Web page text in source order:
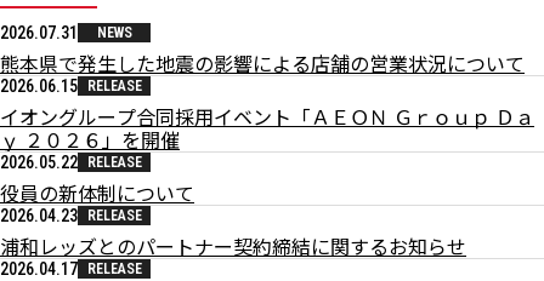
2026.07.31 NEWS
熊本県で発生した地震の影響による店舗の営業状況について
2026.06.15 RELEASE
イオングループ合同採用イベント「ＡＥＯＮ Ｇｒｏｕｐ Ｄａ
ｙ ２０２６」を開催
2026.05.22 RELEASE
役員の新体制について
2026.04.23 RELEASE
浦和レッズとのパートナー契約締結に関するお知らせ
2026.04.17 RELEASE